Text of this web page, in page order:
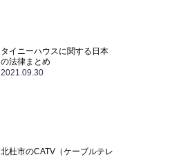
タイニーハウスに関する日本
の法律まとめ
2021.09.30
北杜市のCATV（ケーブルテレ